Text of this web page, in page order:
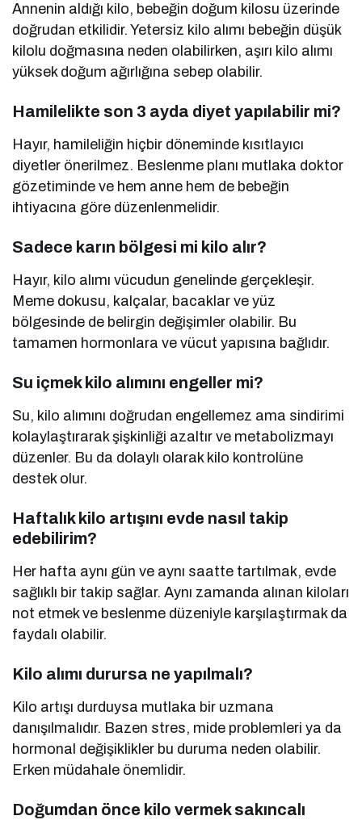
Annenin aldığı kilo, bebeğin doğum kilosu üzerinde
doğrudan etkilidir. Yetersiz kilo alımı bebeğin düşük
kilolu doğmasına neden olabilirken, aşırı kilo alımı
yüksek doğum ağırlığına sebep olabilir.
Hamilelikte son 3 ayda diyet yapılabilir mi?
Hayır, hamileliğin hiçbir döneminde kısıtlayıcı
diyetler önerilmez. Beslenme planı mutlaka doktor
gözetiminde ve hem anne hem de bebeğin
ihtiyacına göre düzenlenmelidir.
Sadece karın bölgesi mi kilo alır?
Hayır, kilo alımı vücudun genelinde gerçekleşir.
Meme dokusu, kalçalar, bacaklar ve yüz
bölgesinde de belirgin değişimler olabilir. Bu
tamamen hormonlara ve vücut yapısına bağlıdır.
Su içmek kilo alımını engeller mi?
Su, kilo alımını doğrudan engellemez ama sindirimi
kolaylaştırarak şişkinliği azaltır ve metabolizmayı
düzenler. Bu da dolaylı olarak kilo kontrolüne
destek olur.
Haftalık kilo artışını evde nasıl takip
edebilirim?
Her hafta aynı gün ve aynı saatte tartılmak, evde
sağlıklı bir takip sağlar. Aynı zamanda alınan kiloları
not etmek ve beslenme düzeniyle karşılaştırmak da
faydalı olabilir.
Kilo alımı durursa ne yapılmalı?
Kilo artışı durduysa mutlaka bir uzmana
danışılmalıdır. Bazen stres, mide problemleri ya da
hormonal değişiklikler bu duruma neden olabilir.
Erken müdahale önemlidir.
Doğumdan önce kilo vermek sakıncalı